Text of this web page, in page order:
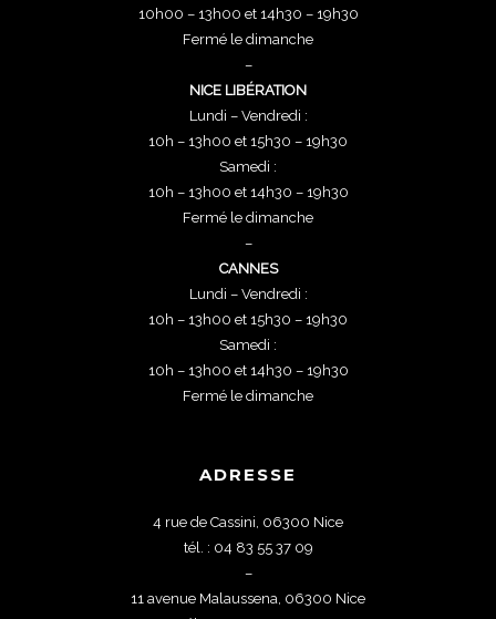
10h00 – 13h00 et 14h30 – 19h30
Fermé le dimanche
–
NICE LIBÉRATION
Lundi – Vendredi :
10h – 13h00 et 15h30 – 19h30
Samedi :
10h – 13h00 et 14h30 – 19h30
Fermé le dimanche
–
CANNES
Lundi – Vendredi :
10h – 13h00 et 15h30 – 19h30
Samedi :
10h – 13h00 et 14h30 – 19h30
Fermé le dimanche
ADRESSE
4 rue de Cassini, 06300 Nice
tél. : 04 83 55 37 09
–
11 avenue Malaussena, 06300 Nice